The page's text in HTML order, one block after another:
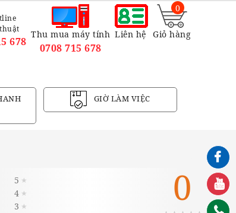
678
Thu mua máy tính
0708 715 678
Liên hệ Giỏ hàng
0
GIỜ LÀM VIỆC
5 ★
4 ★
3 ★ 0